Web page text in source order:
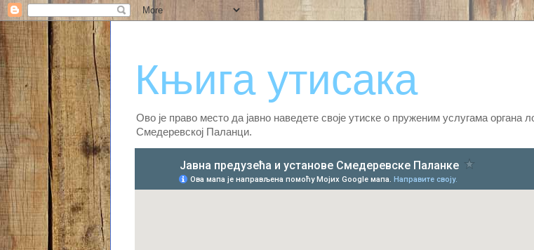
Књига утисака
Ово је право место да јавно наведете своје утиске о пруженим услугама органа
Смедеревској Паланци.